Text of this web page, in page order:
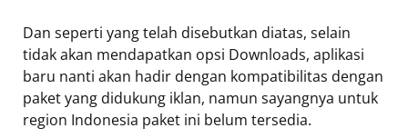
Dan seperti yang telah disebutkan diatas, selain
tidak akan mendapatkan opsi Downloads, aplikasi
baru nanti akan hadir dengan kompatibilitas dengan
paket yang didukung iklan, namun sayangnya untuk
region Indonesia paket ini belum tersedia.